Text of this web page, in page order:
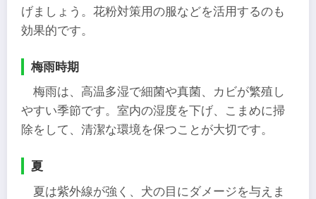
げましょう。花粉対策用の服などを活用するのも
効果的です。
梅雨時期
梅雨は、高温多湿で細菌や真菌、カビが繁殖し
やすい季節です。室内の湿度を下げ、こまめに掃
除をして、清潔な環境を保つことが大切です。
夏
夏は紫外線が強く、犬の目にダメージを与えま